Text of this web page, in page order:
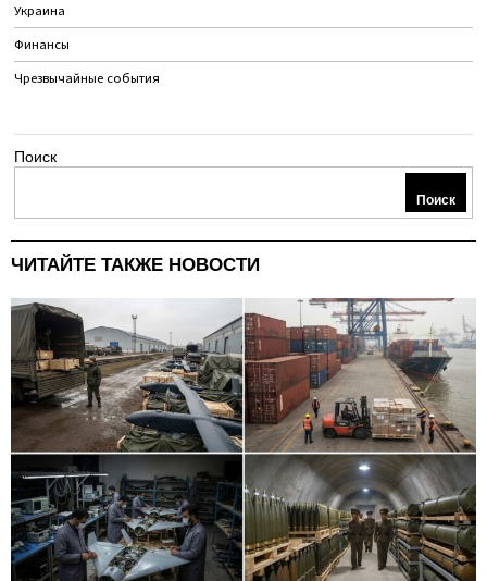
Украина
Финансы
Чрезвычайные события
Поиск
Поиск
ЧИТАЙТЕ ТАКЖЕ НОВОСТИ